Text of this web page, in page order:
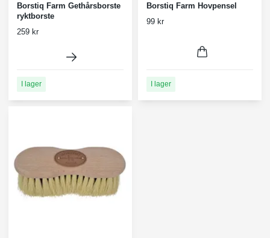
Borstiq Farm Gethårsborste
ryktborste
259 kr
I lager
Borstiq Farm Hovpensel
99 kr
I lager